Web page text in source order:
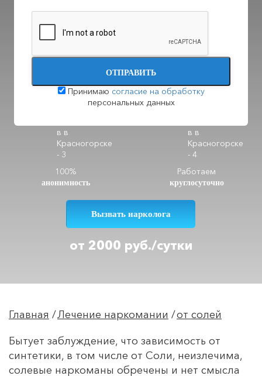
39 минут
Доступные
цены
100%
анонимность
Работаем
круглосуточно
Вызвать нарколога
от 2000 руб./сутки
Главная Лечение наркомании от солей
Бытует заблуждение, что зависимость от
синтетики, в том числе от Соли, неизлечима,
солевые наркоманы обречены и нет смысла
ОТПРАВИТЬ
Принимаю согласие на обработку
персональных данных